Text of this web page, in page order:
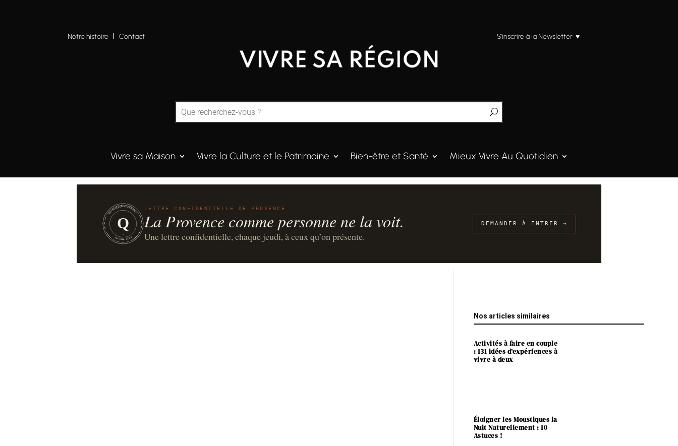
Notre histoire IContact S’inscrire à la Newsletter ♥
Vivre sa Maison Vivre la Culture et le Patrimoine Bien-être et Santé Mieux Vivre Au Quotidien
QUINTESSENCE·PROVENCE
UN·SUR·CENT
Q
LETTRE CONFIDENTIELLE DE PROVENCE
La Provence comme personne ne la voit.
Une lettre confidentielle, chaque jeudi, à ceux qu’on présente.
DEMANDER À ENTRER →
Nos articles similaires
Activités à faire en couple
: 131 idées d’expériences à
vivre à deux
Éloigner les Moustiques la
Nuit Naturellement : 10
Astuces !